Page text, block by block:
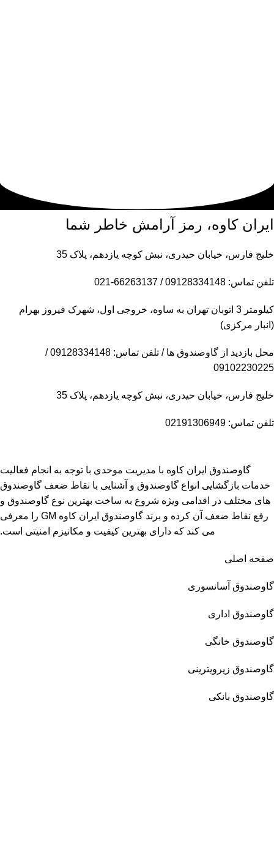
ایران کاوه، رمز آرامش خاطر شما
خلیج فارس، خیابان حیدری، نبش کوچه یازدهم، پلاک 35
تلفن تماس: 09128334148 / 66263137-021
کیلومتر 3 اتوبان تهران به ساوه، خروجی اول، شهرک فیروز بهرام
(انبار مرکزی)
محل بازدید از گاوصندوق ها / تلفن تماس: 09128334148 /
09102230225
خلیج فارس، خیابان حیدری، نبش کوچه یازدهم، پلاک 35
تلفن تماس: 02191306949
گاوصندوق ایران کاوه با مدیریت موحدی با توجه به انجام فعالیت
خدمات بازگشایی انواع گاوصندوق و آشنایی با نقاط ضعف گاوصندوق
های مختلف در اقدامی ویژه شروع به ساخت بهترین نوع گاوصندوق و
رفع نقاط ضعف آن کرده و برند گاوصندوق ایران کاوه GM را معرفی
می کند که دارای بهترین کیفیت و مکانیزم امنیتی است.
صفحه اصلی
گاوصندوق آسانسوری
گاوصندوق اداری
گاوصندوق خانگی
گاوصندوق زیرویترینی
گاوصندوق بانکی